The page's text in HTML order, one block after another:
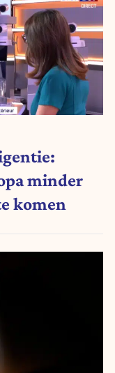
minder
komen